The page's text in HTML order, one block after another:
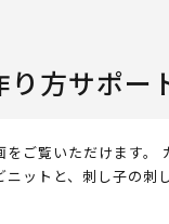
り方サポー
をご覧いただけます。
ニットと、刺し子の刺